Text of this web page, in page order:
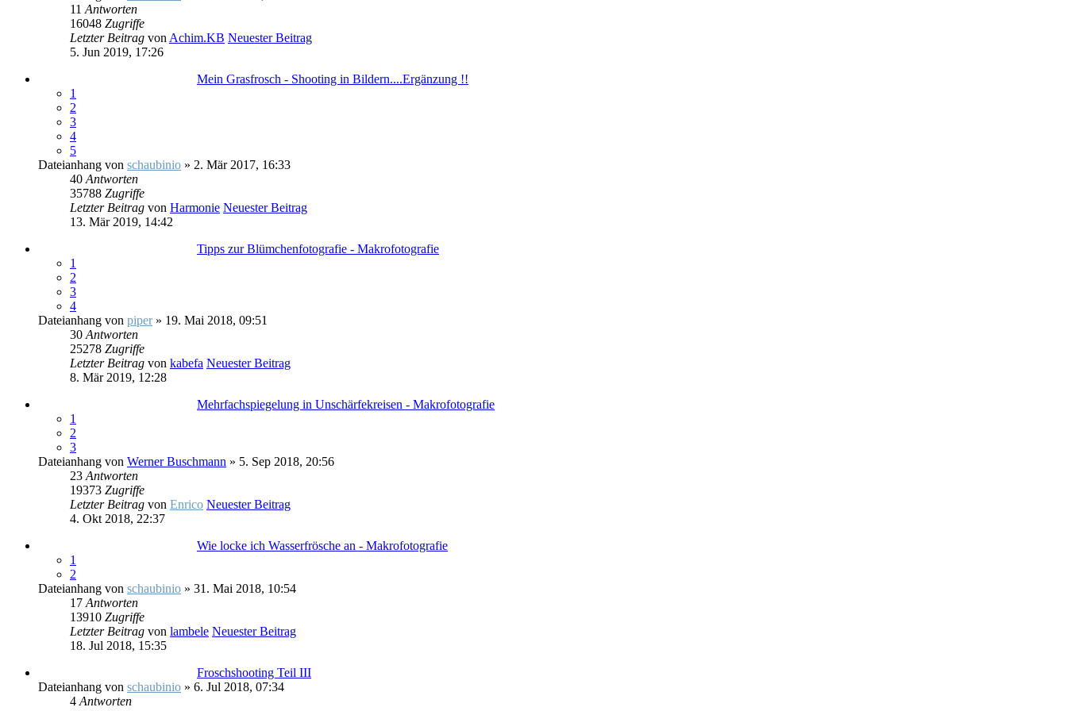
11 Antworten
16048 Zugriffe
Letzter Beitrag von Achim.KB Neuester Beitrag
5. Jun 2019, 17:26
Mein Grasfrosch - Shooting in Bildern....Ergänzung !!
1
2
3
4
5
Dateianhang von schaubinio » 2. Mär 2017, 16:33
40 Antworten
35788 Zugriffe
Letzter Beitrag von Harmonie Neuester Beitrag
13. Mär 2019, 14:42
Tipps zur Blümchenfotografie - Makrofotografie
1
2
3
4
Dateianhang von piper» 19. Mai 2018, 09:51
30 Antworten
25278 Zugriffe
Letzter Beitrag von kabefa Neuester Beitrag
8. Mär 2019, 12:28
Mehrfachspiegelung in Unschärfekreisen - Makrofotografie
1
2
3
Dateianhang von Werner Buschmann » 5. Sep 2018, 20:56
23 Antworten
19373 Zugriffe
Letzter Beitrag von Enrico Neuester Beitrag
4. Okt 2018, 22:37
Wie locke ich Wasserfrösche an - Makrofotografie
1
2
Dateianhang von schaubinio » 31. Mai 2018, 10:54
17 Antworten
13910 Zugriffe
Letzter Beitrag von lambele Neuester Beitrag
18. Jul 2018, 15:35
Froschshooting Teil III
Dateianhang von schaubinio » 6. Jul 2018, 07:34
4 Antworten